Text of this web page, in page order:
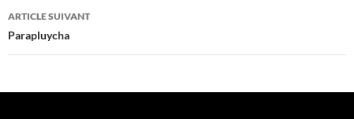
articles
ARTICLE SUIVANT
Parapluycha